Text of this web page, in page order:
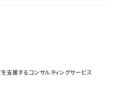
支援するコンサルティングサービス